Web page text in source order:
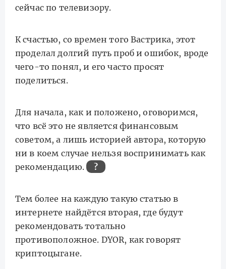
сейчас по телевизору.
К счастью, со времен того Вастрика, этот
проделал долгий путь проб и ошибок, вроде
чего-то понял, и его часто просят
поделиться.
Для начала, как и положено, оговоримся,
что всё это не является финансовым
советом, а лишь историей автора, которую
ни в коем случае нельзя воспринимать как
рекомендацию.
?
Тем более на каждую такую статью в
интернете найдётся вторая, где будут
рекомендовать тотально
противоположное. DYOR, как говорят
криптоцыгане.